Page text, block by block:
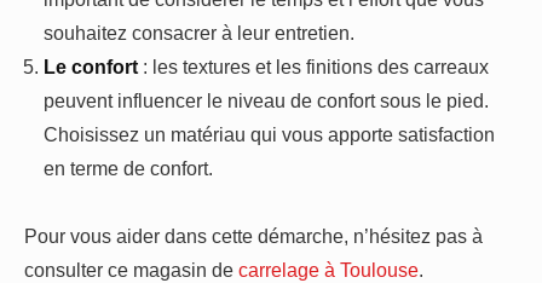
souhaitez consacrer à leur entretien.
Le confort : les textures et les finitions des carreaux
peuvent influencer le niveau de confort sous le pied.
Choisissez un matériau qui vous apporte satisfaction
en terme de confort.
Pour vous aider dans cette démarche, n’hésitez pas à
consulter ce magasin de carrelage à Toulouse.